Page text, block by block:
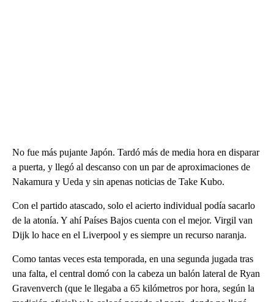
No fue más pujante Japón. Tardó más de media hora en disparar
a puerta, y llegó al descanso con un par de aproximaciones de
Nakamura y Ueda y sin apenas noticias de Take Kubo.
Con el partido atascado, solo el acierto individual podía sacarlo
de la atonía. Y ahí Países Bajos cuenta con el mejor. Virgil van
Dijk lo hace en el Liverpool y es siempre un recurso naranja.
Como tantas veces esta temporada, en una segunda jugada tras
una falta, el central domó con la cabeza un balón lateral de Ryan
Gravenverch (que le llegaba a 65 kilómetros por hora, según la